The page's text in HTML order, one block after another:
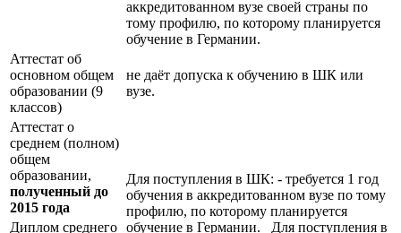
аккредитованном вузе своей страны по
тому профилю, по которому планируется
обучение в Германии.
Аттестат об
основном общем
образовании (9
классов)
не даёт допуска к обучению в ШК или
вузе.
Аттестат о
среднем (полном)
общем
образовании,
полученный до
2015 года
Для поступления в ШК: - требуется 1 год
обучения в аккредитованном вузе по тому
профилю, по которому планируется
обучение в Германии. Для поступления в
Диплом среднего